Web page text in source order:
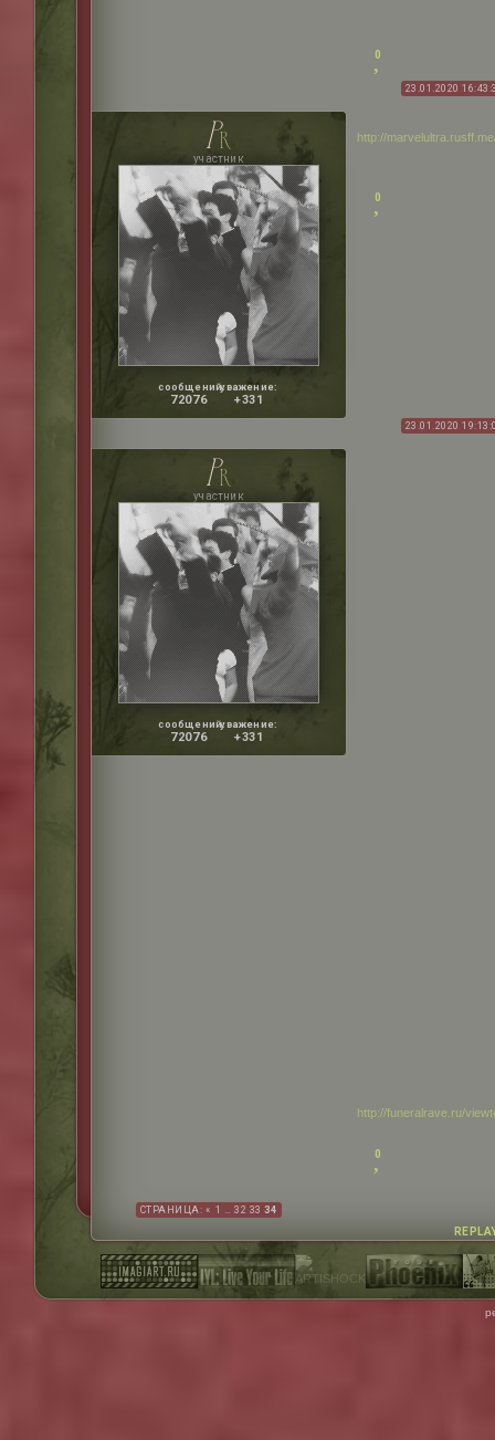
0
23.01.2020
pr
участник
сообщений:
72076
уважение:
+331
http://
0
23.01.2020
pr
участник
сообщений:
72076
уважение:
+331
http://funeralrave.ru/
0
СТРАНИЦА: « 1 … 32 33 34